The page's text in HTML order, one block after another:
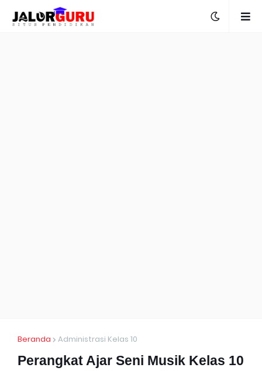
Beranda Administrasi Kelas 10
Perangkat Ajar Seni Musik Kelas 10